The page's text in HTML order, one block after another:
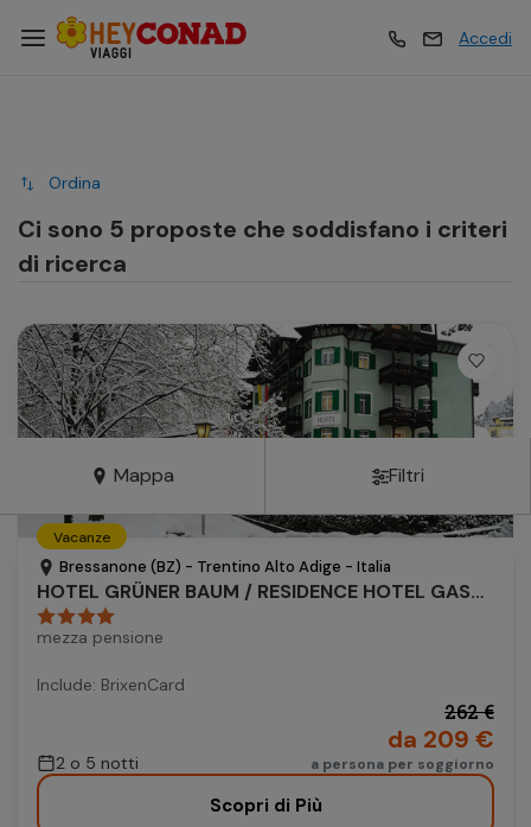
Esperienze
Crociere
Traghetti
Autonoleggio
Parcheggio
Accedi
Esperienze
Crociere
Traghetti
Autonoleggio
Mappa Filtri
Ordina
Ci sono 5 proposte che soddisfano i criteri
di ricerca
Vacanze
Bressanone (BZ) - Trentino Alto Adige - Italia
HOTEL GRÜNER BAUM / RESIDENCE HOTEL GASSER
mezza pensione
Include: BrixenCard
2 o 5 notti
262 €
da 209 €
a persona per soggiorno
Scopri di Più